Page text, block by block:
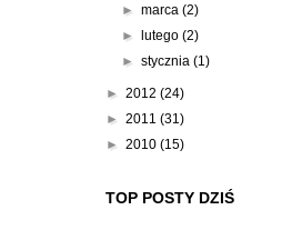
► marca (2)
► lutego (2)
► stycznia (1)
► 2012 (24)
► 2011 (31)
► 2010 (15)
TOP POSTY DZIŚ